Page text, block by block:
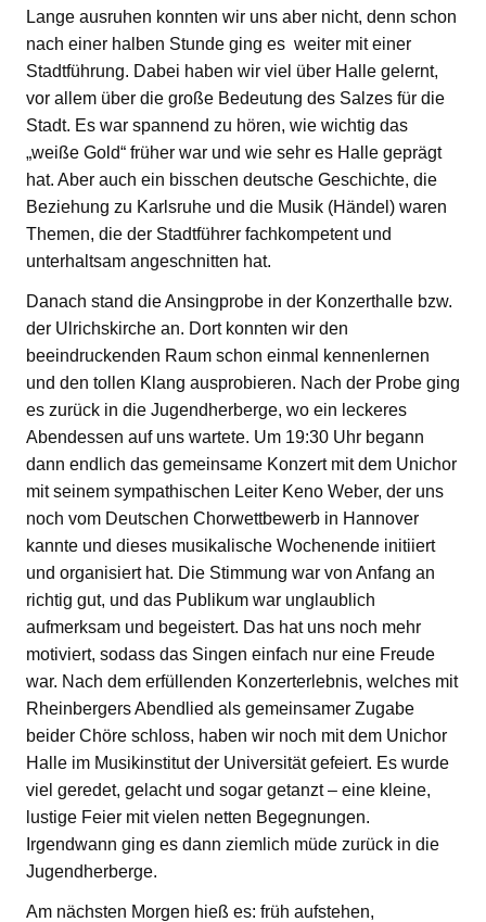
Lange ausruhen konnten wir uns aber nicht, denn schon
nach einer halben Stunde ging es weiter mit einer
Stadtführung. Dabei haben wir viel über Halle gelernt,
vor allem über die große Bedeutung des Salzes für die
Stadt. Es war spannend zu hören, wie wichtig das
„weiße Gold“ früher war und wie sehr es Halle geprägt
hat. Aber auch ein bisschen deutsche Geschichte, die
Beziehung zu Karlsruhe und die Musik (Händel) waren
Themen, die der Stadtführer fachkompetent und
unterhaltsam angeschnitten hat.
Danach stand die Ansingprobe in der Konzerthalle bzw.
der Ulrichskirche an. Dort konnten wir den
beeindruckenden Raum schon einmal kennenlernen
und den tollen Klang ausprobieren. Nach der Probe ging
es zurück in die Jugendherberge, wo ein leckeres
Abendessen auf uns wartete. Um 19:30 Uhr begann
dann endlich das gemeinsame Konzert mit dem Unichor
mit seinem sympathischen Leiter Keno Weber, der uns
noch vom Deutschen Chorwettbewerb in Hannover
kannte und dieses musikalische Wochenende initiiert
und organisiert hat. Die Stimmung war von Anfang an
richtig gut, und das Publikum war unglaublich
aufmerksam und begeistert. Das hat uns noch mehr
motiviert, sodass das Singen einfach nur eine Freude
war. Nach dem erfüllenden Konzerterlebnis, welches mit
Rheinbergers Abendlied als gemeinsamer Zugabe
beider Chöre schloss, haben wir noch mit dem Unichor
Halle im Musikinstitut der Universität gefeiert. Es wurde
viel geredet, gelacht und sogar getanzt – eine kleine,
lustige Feier mit vielen netten Begegnungen.
Irgendwann ging es dann ziemlich müde zurück in die
Jugendherberge.
Am nächsten Morgen hieß es: früh aufstehen,